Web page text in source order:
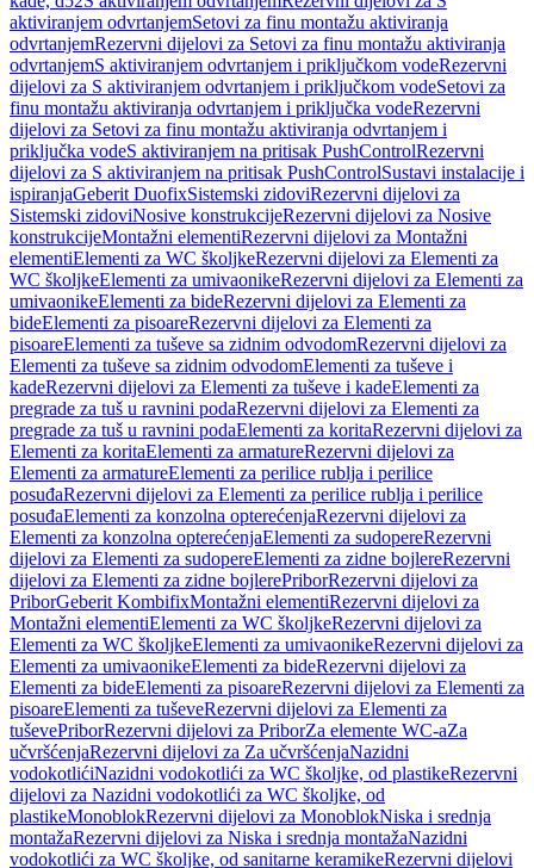
aktiviranjem odvrtanjemSetovi za finu montažu aktiviranja
odvrtanjemRezervni dijelovi za Setovi za finu montažu aktiviranja
odvrtanjemS aktiviranjem odvrtanjem i priključkom vodeRezervni
dijelovi za S aktiviranjem odvrtanjem i priključkom vodeSetovi za
finu montažu aktiviranja odvrtanjem i priključka vodeRezervni
dijelovi za Setovi za finu montažu aktiviranja odvrtanjem i
priključka vodeS aktiviranjem na pritisak PushControlRezervni
dijelovi za S aktiviranjem na pritisak PushControlSustavi instalacije i
ispiranjaGeberit DuofixSistemski zidoviRezervni dijelovi za
Sistemski zidoviNosive konstrukcijeRezervni dijelovi za Nosive
konstrukcijeMontažni elementiRezervni dijelovi za Montažni
elementiElementi za WC školjkeRezervni dijelovi za Elementi za
WC školjkeElementi za umivaonikeRezervni dijelovi za Elementi za
umivaonikeElementi za bideRezervni dijelovi za Elementi za
bideElementi za pisoareRezervni dijelovi za Elementi za
pisoareElementi za tuševe sa zidnim odvodomRezervni dijelovi za
Elementi za tuševe sa zidnim odvodomElementi za tuševe i
kadeRezervni dijelovi za Elementi za tuševe i kadeElementi za
pregrade za tuš u ravnini podaRezervni dijelovi za Elementi za
pregrade za tuš u ravnini podaElementi za koritaRezervni dijelovi za
Elementi za koritaElementi za armatureRezervni dijelovi za
Elementi za armatureElementi za perilice rublja i perilice
posuđaRezervni dijelovi za Elementi za perilice rublja i perilice
posuđaElementi za konzolna opterećenjaRezervni dijelovi za
Elementi za konzolna opterećenjaElementi za sudopereRezervni
dijelovi za Elementi za sudopereElementi za zidne bojlereRezervni
dijelovi za Elementi za zidne bojlerePriborRezervni dijelovi za
PriborGeberit KombifixMontažni elementiRezervni dijelovi za
Montažni elementiElementi za WC školjkeRezervni dijelovi za
Elementi za WC školjkeElementi za umivaonikeRezervni dijelovi za
Elementi za umivaonikeElementi za bideRezervni dijelovi za
Elementi za bideElementi za pisoareRezervni dijelovi za Elementi za
pisoareElementi za tuševeRezervni dijelovi za Elementi za
tuševePriborRezervni dijelovi za PriborZa elemente WC-aZa
učvršćenjaRezervni dijelovi za Za učvršćenjaNazidni
vodokotlićiNazidni vodokotlići za WC školjke, od plastikeRezervni
dijelovi za Nazidni vodokotlići za WC školjke, od
plastikeMonoblokRezervni dijelovi za MonoblokNiska i srednja
montažaRezervni dijelovi za Niska i srednja montažaNazidni
vodokotlići za WC školjke, od sanitarne keramikeRezervni dijelovi